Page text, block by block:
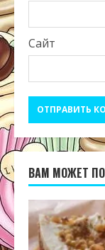
Сайт
ВАМ МОЖЕТ